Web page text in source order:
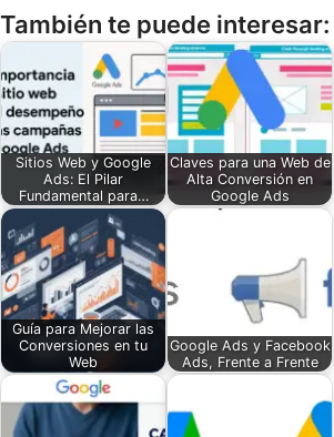
También te puede interesar:
Sitios Web y Google
Ads: El Pilar
Fundamental para…
Claves para una Web de
Alta Conversión en
Google Ads
Guía para Mejorar las
Conversiones en tu
Web
Google Ads y Facebook
Ads, Frente a Frente